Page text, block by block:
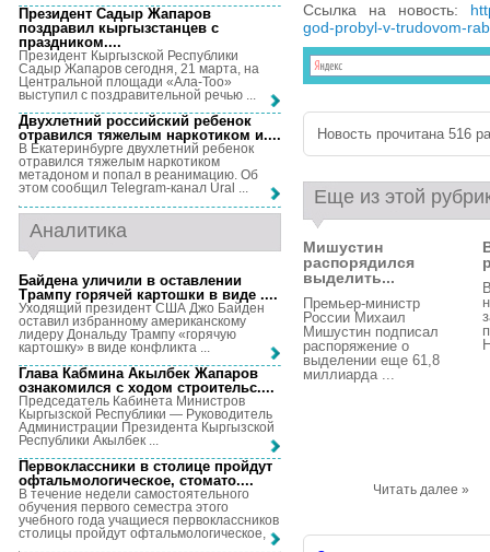
Ссылка на новость:
god-probyl-v-trudovom-
Новость прочитана 516
Еще из этой
Мишустин
распорядился
выделить...
Премьер-министр
России Михаил
Мишустин подписал
распоряжение о
выделении еще 61,8
миллиарда ...
Читать далее »
Президент Садыр Жапаров
поздравил кыргызстанцев с
праздником....
Президент Кыргызской Республики
Садыр Жапаров сегодня, 21 марта, на
Центральной площади «Ала-Тоо»
выступил с поздравительной речью ...
Двухлетний российский ребенок
отравился тяжелым наркотиком и....
В Екатеринбурге двухлетний ребенок
отравился тяжелым наркотиком
метадоном и попал в реанимацию. Об
этом сообщил Telegram-канал Ural ...
Аналитика
Байдена уличили в оставлении
Трампу горячей картошки в виде ....
Уходящий президент США Джо Байден
оставил избранному американскому
лидеру Дональду Трампу «горячую
картошку» в виде конфликта ...
Глава Кабмина Акылбек Жапаров
ознакомился с ходом строительс....
Председатель Кабинета Министров
Кыргызской Республики — Руководитель
Администрации Президента Кыргызской
Республики Акылбек ...
Первоклассники в столице пройдут
офтальмологическое, стомато....
В течение недели самостоятельного
обучения первого семестра этого
учебного года учащиеся первоклассников
столицы пройдут офтальмологическое, ...